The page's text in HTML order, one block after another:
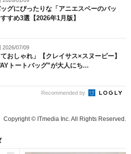
グにぴったりな「アニエスベーのバッ
すめ3選【2026年1月版】
2026/07/09
ておしゃれ」【クレイサス×スヌーピー】
トートバッグ”が大人にち...
Recommended by
Copyright © ITmedia Inc. All Rights Reserved.